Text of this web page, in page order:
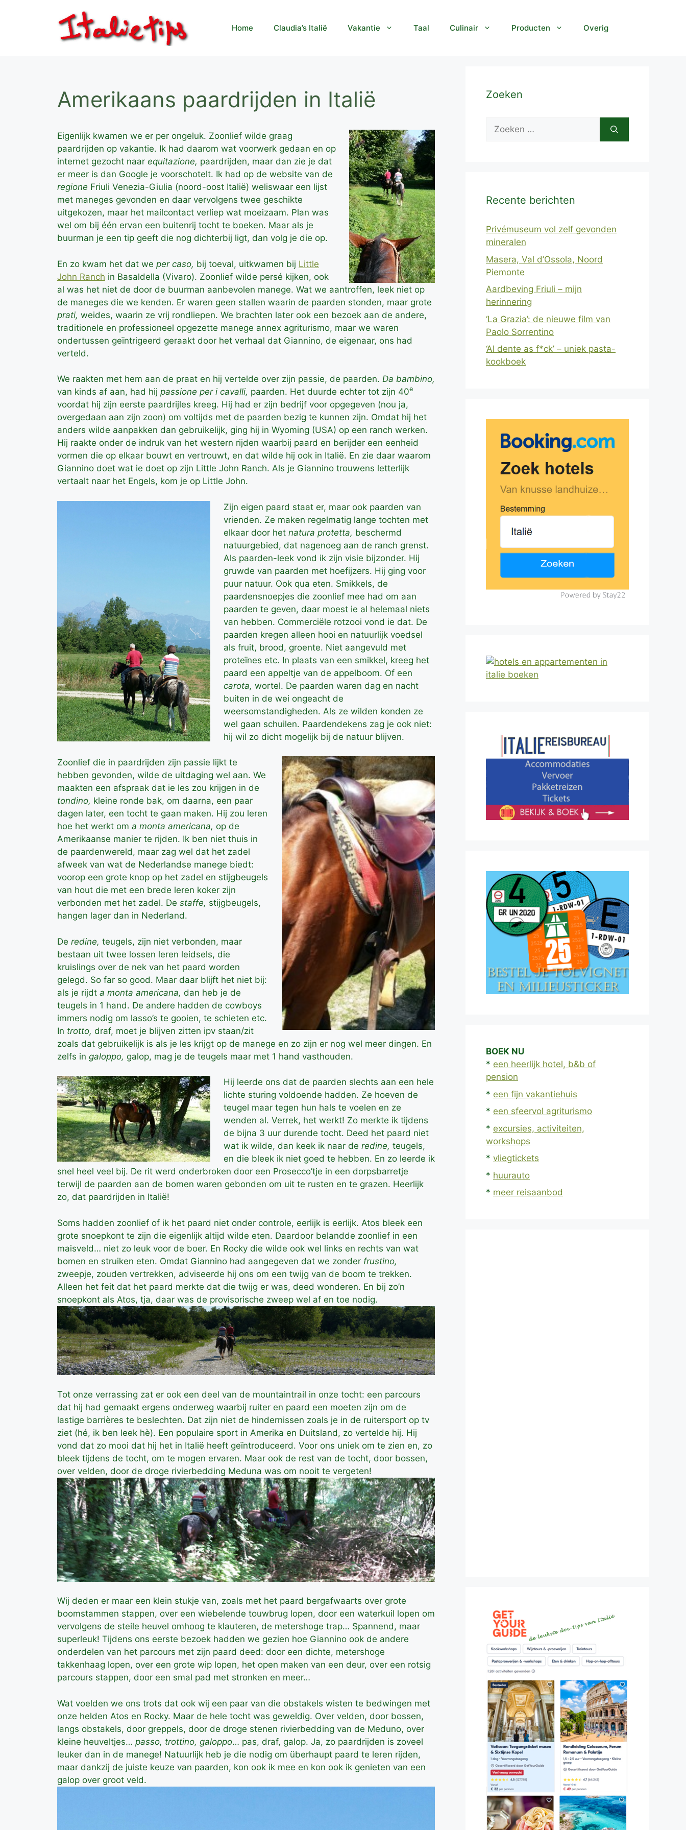
Home Claudia’s Italië Vakantie Taal Culinair Producten Overig
Amerikaans paardrijden in Italië
Eigenlijk kwamen we er per ongeluk. Zoonlief wilde graag
paardrijden op vakantie. Ik had daarom wat voorwerk gedaan en op
internet gezocht naar equitazione, paardrijden, maar dan zie je dat
er meer is dan Google je voorschotelt. Ik had op de website van de
regione Friuli Venezia-Giulia (noord-oost Italië) weliswaar een lijst
met maneges gevonden en daar vervolgens twee geschikte
uitgekozen, maar het mailcontact verliep wat moeizaam. Plan was
wel om bij één ervan een buitenrij tocht te boeken. Maar als je
buurman je een tip geeft die nog dichterbij ligt, dan volg je die op.
En zo kwam het dat we per caso, bij toeval, uitkwamen bij Little
John Ranch in Basaldella (Vivaro). Zoonlief wilde persé kijken, ook
al was het niet de door de buurman aanbevolen manege. Wat we aantroffen, leek niet op
de maneges die we kenden. Er waren geen stallen waarin de paarden stonden, maar grote
prati, weides, waarin ze vrij rondliepen. We brachten later ook een bezoek aan de andere,
traditionele en professioneel opgezette manege annex agriturismo, maar we waren
ondertussen geïntrigeerd geraakt door het verhaal dat Giannino, de eigenaar, ons had
verteld.
We raakten met hem aan de praat en hij vertelde over zijn passie, de paarden. Da bambino,
van kinds af aan, had hij passione per i cavalli, paarden. Het duurde echter tot zijn 40e
voordat hij zijn eerste paardrijles kreeg. Hij had er zijn bedrijf voor opgegeven (nou ja,
overgedaan aan zijn zoon) om voltijds met de paarden bezig te kunnen zijn. Omdat hij het
anders wilde aanpakken dan gebruikelijk, ging hij in Wyoming (USA) op een ranch werken.
Hij raakte onder de indruk van het western rijden waarbij paard en berijder een eenheid
vormen die op elkaar bouwt en vertrouwt, en dat wilde hij ook in Italië. En zie daar waarom
Giannino doet wat ie doet op zijn Little John Ranch. Als je Giannino trouwens letterlijk
vertaalt naar het Engels, kom je op Little John.
Zijn eigen paard staat er, maar ook paarden van
vrienden. Ze maken regelmatig lange tochten met
elkaar door het natura protetta, beschermd
natuurgebied, dat nagenoeg aan de ranch grenst.
Als paarden-leek vond ik zijn visie bijzonder. Hij
gruwde van paarden met hoefijzers. Hij ging voor
puur natuur. Ook qua eten. Smikkels, de
paardensnoepjes die zoonlief mee had om aan
paarden te geven, daar moest ie al helemaal niets
van hebben. Commerciële rotzooi vond ie dat. De
paarden kregen alleen hooi en natuurlijk voedsel
als fruit, brood, groente. Niet aangevuld met
proteïnes etc. In plaats van een smikkel, kreeg het
paard een appeltje van de appelboom. Of een
carota, wortel. De paarden waren dag en nacht
buiten in de wei ongeacht de
weersomstandigheden. Als ze wilden konden ze
wel gaan schuilen. Paardendekens zag je ook niet:
hij wil zo dicht mogelijk bij de natuur blijven.
Zoonlief die in paardrijden zijn passie lijkt te
hebben gevonden, wilde de uitdaging wel aan. We
maakten een afspraak dat ie les zou krijgen in de
tondino, kleine ronde bak, om daarna, een paar
dagen later, een tocht te gaan maken. Hij zou leren
hoe het werkt om a monta americana, op de
Amerikaanse manier te rijden. Ik ben niet thuis in
de paardenwereld, maar zag wel dat het zadel
afweek van wat de Nederlandse manege biedt:
voorop een grote knop op het zadel en stijgbeugels
van hout die met een brede leren koker zijn
verbonden met het zadel. De staffe, stijgbeugels,
hangen lager dan in Nederland.
De redine, teugels, zijn niet verbonden, maar
bestaan uit twee lossen leren leidsels, die
kruislings over de nek van het paard worden
gelegd. So far so good. Maar daar blijft het niet bij:
als je rijdt a monta americana, dan heb je de
teugels in 1 hand. De andere hadden de cowboys
immers nodig om lasso’s te gooien, te schieten etc.
In trotto, draf, moet je blijven zitten ipv staan/zit
zoals dat gebruikelijk is als je les krijgt op de manege en zo zijn er nog wel meer dingen. En
zelfs in galoppo, galop, mag je de teugels maar met 1 hand vasthouden.
Hij leerde ons dat de paarden slechts aan een hele
lichte sturing voldoende hadden. Ze hoeven de
teugel maar tegen hun hals te voelen en ze
wenden al. Verrek, het werkt! Zo merkte ik tijdens
de bijna 3 uur durende tocht. Deed het paard niet
wat ik wilde, dan keek ik naar de redine, teugels,
en die bleek ik niet goed te hebben. En zo leerde ik
snel heel veel bij. De rit werd onderbroken door een Prosecco’tje in een dorpsbarretje
terwijl de paarden aan de bomen waren gebonden om uit te rusten en te grazen. Heerlijk
zo, dat paardrijden in Italië!
Soms hadden zoonlief of ik het paard niet onder controle, eerlijk is eerlijk. Atos bleek een
grote snoepkont te zijn die eigenlijk altijd wilde eten. Daardoor belandde zoonlief in een
maisveld… niet zo leuk voor de boer. En Rocky die wilde ook wel links en rechts van wat
bomen en struiken eten. Omdat Giannino had aangegeven dat we zonder frustino,
zweepje, zouden vertrekken, adviseerde hij ons om een twijg van de boom te trekken.
Alleen het feit dat het paard merkte dat die twijg er was, deed wonderen. En bij zo’n
snoepkont als Atos, tja, daar was de provisorische zweep wel af en toe nodig.
Tot onze verrassing zat er ook een deel van de mountaintrail in onze tocht: een parcours
dat hij had gemaakt ergens onderweg waarbij ruiter en paard een moeten zijn om de
lastige barrières te beslechten. Dat zijn niet de hindernissen zoals je in de ruitersport op tv
ziet (hé, ik ben leek hè). Een populaire sport in Amerika en Duitsland, zo vertelde hij. Hij
vond dat zo mooi dat hij het in Italië heeft geïntroduceerd. Voor ons uniek om te zien en, zo
bleek tijdens de tocht, om te mogen ervaren. Maar ook de rest van de tocht, door bossen,
over velden, door de droge rivierbedding Meduna was om nooit te vergeten!
Wij deden er maar een klein stukje van, zoals met het paard bergafwaarts over grote
boomstammen stappen, over een wiebelende touwbrug lopen, door een waterkuil lopen om
vervolgens de steile heuvel omhoog te klauteren, de metershoge trap… Spannend, maar
superleuk! Tijdens ons eerste bezoek hadden we gezien hoe Giannino ook de andere
onderdelen van het parcours met zijn paard deed: door een dichte, metershoge
takkenhaag lopen, over een grote wip lopen, het open maken van een deur, over een rotsig
parcours stappen, door een smal pad met stronken en meer…
Wat voelden we ons trots dat ook wij een paar van die obstakels wisten te bedwingen met
onze helden Atos en Rocky. Maar de hele tocht was geweldig. Over velden, door bossen,
langs obstakels, door greppels, door de droge stenen rivierbedding van de Meduno, over
kleine heuveltjes… passo, trottino, galoppo… pas, draf, galop. Ja, zo paardrijden is zoveel
leuker dan in de manege! Natuurlijk heb je die nodig om überhaupt paard te leren rijden,
maar dankzij de juiste keuze van paarden, kon ook ik mee en kon ook ik genieten van een
galop over groot veld.
Zoeken
Zoek
Recente berichten
Privémuseum vol zelf gevonden
mineralen
Masera, Val d’Ossola, Noord
Piemonte
Aardbeving Friuli – mijn
herinnering
‘La Grazia’: de nieuwe film van
Paolo Sorrentino
‘Al dente as f*ck’ – uniek pasta-
kookboek
BOEK NU
* een heerlijk hotel, b&b of
pension
* een fijn vakantiehuis
* een sfeervol agriturismo
* excursies, activiteiten,
workshops
* vliegtickets
* huurauto
* meer reisaanbod